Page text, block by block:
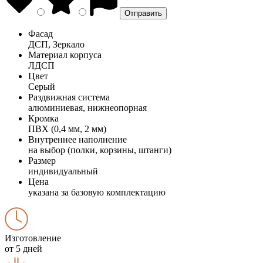
Фасад
ДСП, Зеркало
Материал корпуса
ЛДСП
Цвет
Серый
Раздвижная система
алюминиевая, нижнеопорная
Кромка
ПВХ (0,4 мм, 2 мм)
Внутреннее наполнение
на выбор (полки, корзины, штанги)
Размер
индивидуальный
Цена
указана за базовую комплектацию
Изготовление
от 5 дней